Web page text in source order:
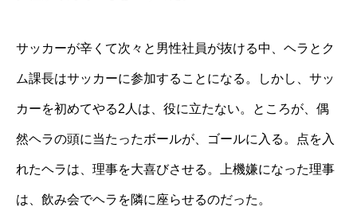
サッカーが辛くて次々と男性社員が抜ける中、ヘラとク
ム課長はサッカーに参加することになる。しかし、サッ
カーを初めてやる2人は、役に立たない。ところが、偶
然ヘラの頭に当たったボールが、ゴールに入る。点を入
れたヘラは、理事を大喜びさせる。上機嫌になった理事
は、飲み会でヘラを隣に座らせるのだった。